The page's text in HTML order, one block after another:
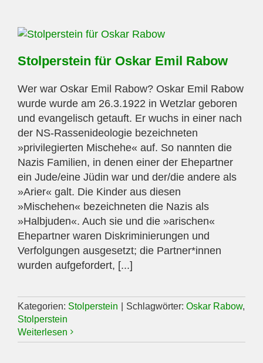
Stolperstein für Oskar Emil Rabow
Wer war Oskar Emil Rabow? Oskar Emil Rabow
wurde wurde am 26.3.1922 in Wetzlar geboren
und evangelisch getauft. Er wuchs in einer nach
der NS-Rassenideologie bezeichneten
»privilegierten Mischehe« auf. So nannten die
Nazis Familien, in denen einer der Ehepartner
ein Jude/eine Jüdin war und der/die andere als
»Arier« galt. Die Kinder aus diesen
»Mischehen« bezeichneten die Nazis als
»Halbjuden«. Auch sie und die »arischen«
Ehepartner waren Diskriminierungen und
Verfolgungen ausgesetzt; die Partner*innen
wurden aufgefordert, [...]
Kategorien: Stolperstein Schlagwörter: Oskar Rabow,
Stolperstein
Weiterlesen